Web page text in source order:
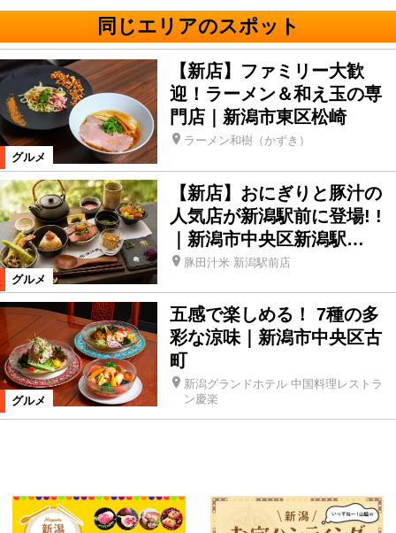
同じエリアのスポット
グルメ
【新店】ファミリー大歓
迎！ラーメン＆和え玉の専
門店｜新潟市東区松崎
ラーメン和樹（かずき）
グルメ
【新店】おにぎりと豚汁の
人気店が新潟駅前に登場! !
｜新潟市中央区新潟駅…
豚田汁米 新潟駅前店
グルメ
五感で楽しめる！ 7種の多
彩な涼味｜新潟市中央区古
町
新潟グランドホテル 中国料理レストラ
ン慶楽